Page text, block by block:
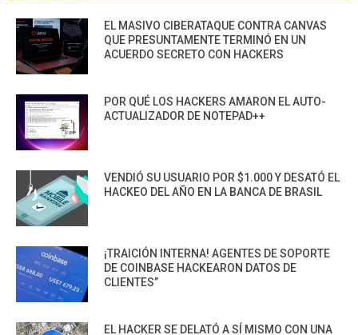
EL MASIVO CIBERATAQUE CONTRA CANVAS
QUE PRESUNTAMENTE TERMINÓ EN UN
ACUERDO SECRETO CON HACKERS
POR QUÉ LOS HACKERS AMARON EL AUTO-
ACTUALIZADOR DE NOTEPAD++
VENDIÓ SU USUARIO POR $1.000 Y DESATÓ EL
HACKEO DEL AÑO EN LA BANCA DE BRASIL
¡TRAICIÓN INTERNA! AGENTES DE SOPORTE
DE COINBASE HACKEARON DATOS DE
CLIENTES”
EL HACKER SE DELATÓ A SÍ MISMO CON UNA